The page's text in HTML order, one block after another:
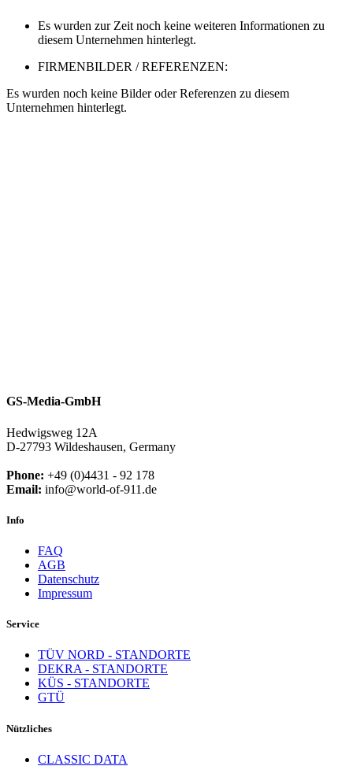
Es wurden zur Zeit noch keine weiteren Informationen zu
diesem Unternehmen hinterlegt.
FIRMENBILDER / REFERENZEN:
Es wurden noch keine Bilder oder Referenzen zu diesem
Unternehmen hinterlegt.
GS-Media-GmbH
Hedwigsweg 12A
D-27793 Wildeshausen, Germany
Phone: +49 (0)4431 - 92 178
Email: info@world-of-911.de
Info
FAQ
AGB
Datenschutz
Impressum
Service
TÜV NORD - STANDORTE
DEKRA - STANDORTE
KÜS - STANDORTE
GTÜ
Nützliches
CLASSIC DATA